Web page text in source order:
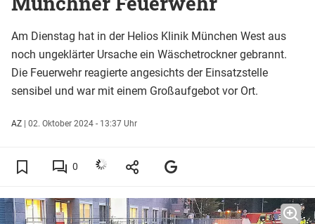
Am Dienstag hat in der Helios Klinik München West aus
noch ungeklärter Ursache ein Wäschetrockner gebrannt.
Die Feuerwehr reagierte angesichts der Einsatzstelle
sensibel und war mit einem Großaufgebot vor Ort.
AZ | 02. Oktober 2024 - 13:37 Uhr
0